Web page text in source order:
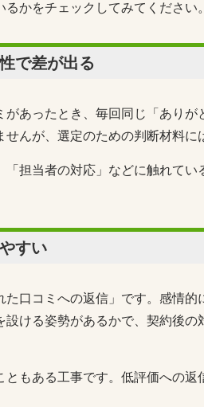
かをチェックしてみてください。
で差が出る
あったとき、毎回同じ「ありが
んが、選定のための判断材料に
担当者の対応」などに触れてい
すい
口コミへの返信」です。感情的
ける姿勢があるかで、契約後の
もある工事です。低評価への返